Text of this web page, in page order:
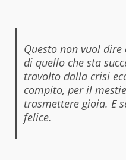
Questo non vuol
di quello che sta
travolto dalla crisi
compito, per il
trasmettere gioia. E
felice.